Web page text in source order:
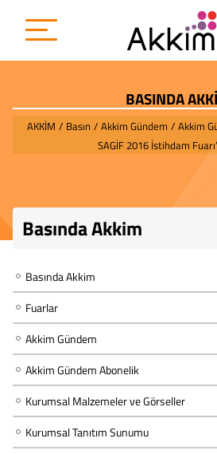
BASINDA
AKKİM / Basın / Akkim Gündem / Akkim
SAGİF 2016 İstihdam
Basında Akkim
Basında Akkim
Fuarlar
Akkim Gündem
Akkim Gündem Abonelik
Kurumsal Malzemeler ve Görseller
Kurumsal Tanıtım Sunumu